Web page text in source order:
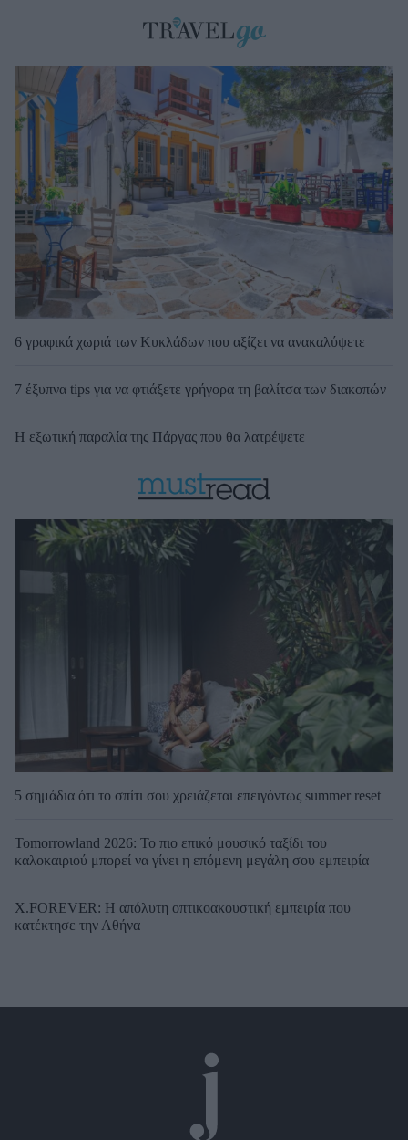
6 γραφικά χωριά των Κυκλάδων που αξίζει να ανακαλύψετε
7 έξυπνα tips για να φτιάξετε γρήγορα τη βαλίτσα των διακοπών
Η εξωτική παραλία της Πάργας που θα λατρέψετε
5 σημάδια ότι το σπίτι σου χρειάζεται επειγόντως summer reset
Tomorrowland 2026: Το πιο επικό μουσικό ταξίδι του
καλοκαιριού μπορεί να γίνει η επόμενη μεγάλη σου εμπειρία
X.FOREVER: Η απόλυτη οπτικοακουστική εμπειρία που
κατέκτησε την Αθήνα